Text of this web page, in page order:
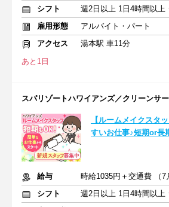
シフト
雇用形態
アルバイト・パート
アクセス
湯本駅 車11分
あと1日
スパリゾートハワイアンズ／クリーンサ
【ルームメイクスタ
すいお仕事♪短期or
給与
シフト